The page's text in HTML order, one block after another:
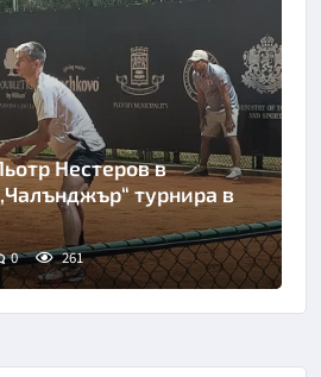
Нестеров в
турнира в
0 261